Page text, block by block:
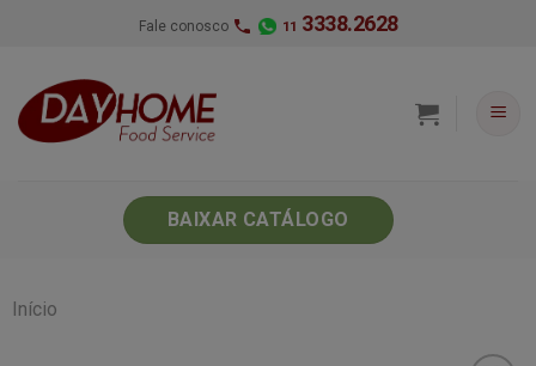
Fale conosco 11 3338.2628
BAIXAR CATÁLOGO
Início